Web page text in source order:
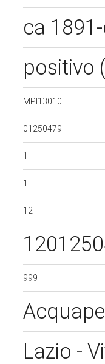
ca
positivo
MPI13010
01250479
1
1
12
999
Lazio -